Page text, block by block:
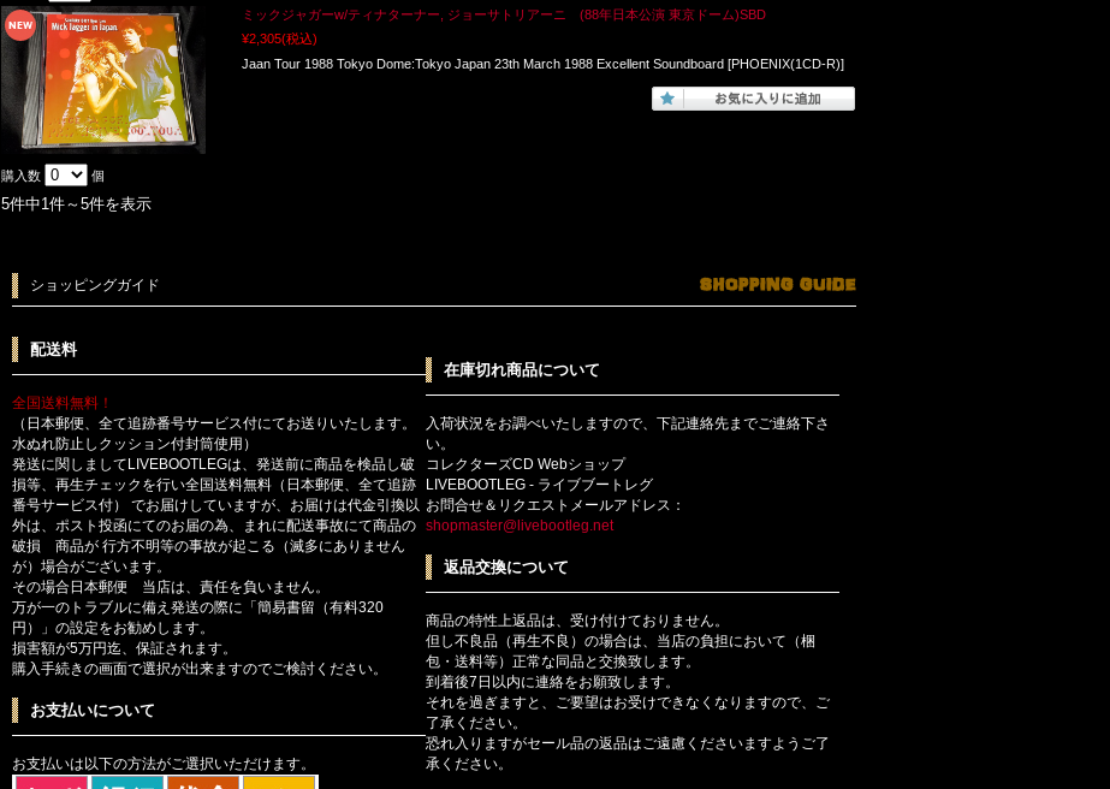
ミックジャガーw/ティナターナー, ジョーサトリアーニ (88年日本公演 東京ドーム)SBD
¥2,305(税込)
Jaan Tour 1988 Tokyo Dome:Tokyo Japan 23th March 1988 Excellent Soundboard [PHOENIX(1CD-R)]
購入数 個
5件中1件～5件を表示
ショッピングガイド
配送料
全国送料無料！
（日本郵便、全て追跡番号サービス付にてお送りいたします。
水ぬれ防止しクッション付封筒使用）
発送に関しましてLIVEBOOTLEGは、発送前に商品を検品し破
損等、再生チェックを行い全国送料無料（日本郵便、全て追跡
番号サービス付） でお届けしていますが、お届けは代金引換以
外は、ポスト投函にてのお届の為、まれに配送事故にて商品の
破損 商品が 行方不明等の事故が起こる（滅多にありません
が）場合がございます。
その場合日本郵便 当店は、責任を負いません。
万が一のトラブルに備え発送の際に「簡易書留（有料320
円）」の設定をお勧めします。
損害額が5万円迄、保証されます。
購入手続きの画面で選択が出来ますのでご検討ください。
お支払いについて
お支払いは以下の方法がご選択いただけます。
在庫切れ商品について
入荷状況をお調べいたしますので、下記連絡先までご連絡下さ
い。
コレクターズCD Webショップ
LIVEBOOTLEG - ライブブートレグ
お問合せ＆リクエストメールアドレス：
shopmaster@livebootleg.net
返品交換について
商品の特性上返品は、受け付けておりません。
但し不良品（再生不良）の場合は、当店の負担において（梱
包・送料等）正常な同品と交換致します。
到着後7日以内に連絡をお願致します。
それを過ぎますと、ご要望はお受けできなくなりますので、ご
了承ください。
恐れ入りますがセール品の返品はご遠慮くださいますようご了
承ください。